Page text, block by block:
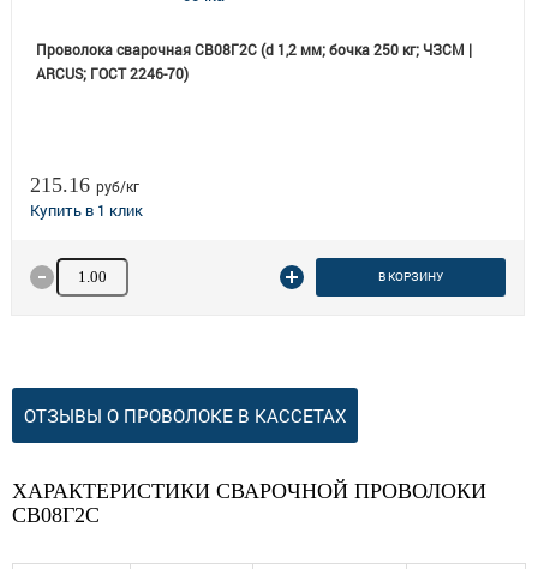
Проволока сварочная СВ08Г2С (d 1,2 мм; бочка 250 кг; ЧЗСМ |
ARCUS; ГОСТ 2246-70)
215.16 руб/кг
Количество товара В КОРЗИНУ
ОТЗЫВЫ О ПРОВОЛОКЕ В КАССЕТАХ
ХАРАКТЕРИСТИКИ СВАРОЧНОЙ ПРОВОЛОКИ
СВ08Г2С